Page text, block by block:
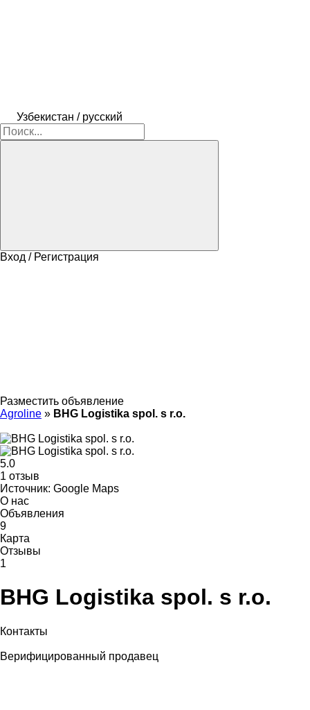
Узбекистан / русский
Вход / Регистрация
Разместить объявление
Agroline » BHG Logistika spol. s r.o.
5.0
1 отзыв
Источник: Google Maps
О нас
Объявления
9
Карта
Отзывы
1
BHG Logistika spol. s r.o.
Контакты
Верифицированный продавец